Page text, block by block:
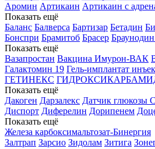
Аромин Артикаин Артикаин с
Показать ещё
Баланс Балверса Бартизар Бетадин
Бонспри Брамитоб Брасер
Показать ещё
Вазапростан Вакцина Имурон-ВАК
Галактомин 19 Гель-имплантат
ГЕТИНЕКС
Показать ещё
Дакоген Дарзалекс Датчик глюкозы
Диспорт Диферелин Дорипенем
Показать ещё
Железа карбоксимальтозат-Бинергия
Залтрап Зарсио Зидолам Зитига